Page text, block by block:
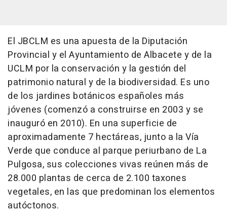
El JBCLM es una apuesta de la Diputación
Provincial y el Ayuntamiento de Albacete y de la
UCLM por la conservación y la gestión del
patrimonio natural y de la biodiversidad. Es uno
de los jardines botánicos españoles más
jóvenes (comenzó a construirse en 2003 y se
inauguró en 2010). En una superficie de
aproximadamente 7 hectáreas, junto a la Vía
Verde que conduce al parque periurbano de La
Pulgosa, sus colecciones vivas reúnen más de
28.000 plantas de cerca de 2.100 taxones
vegetales, en las que predominan los elementos
autóctonos.